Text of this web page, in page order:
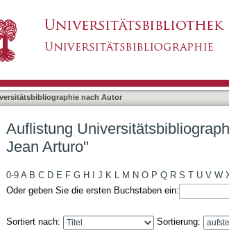
nach Autor
Auflistung
Jean Arturo"
0-9 A B C D E F G H J K L M N O P Q R S T U V W
Oder geben Sie die ersten Buchstaben ein:
Sortiert nach: Sortierung: